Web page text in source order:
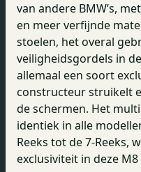
van andere BMW’s,
en meer verfijnde
stoelen, het overal
veiligheidsgordels in
allemaal een soort
constructeur struikelt
de schermen. Het
identiek in alle
Reeks tot de 7-Reeks,
exclusiviteit in deze